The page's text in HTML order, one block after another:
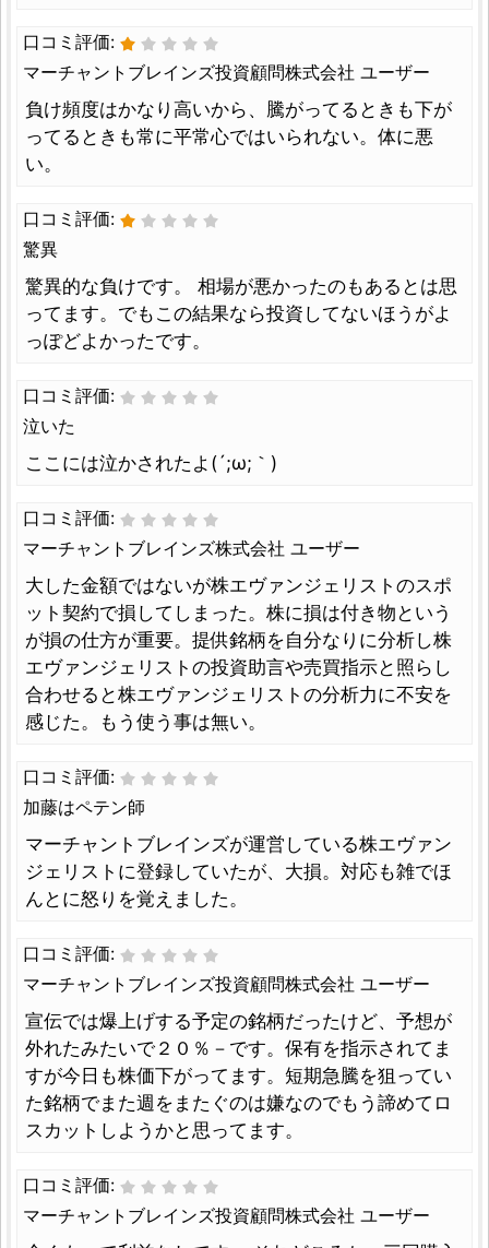
口コミ評価:
マーチャントブレインズ投資顧問株式会社 ユーザー
負け頻度はかなり高いから、騰がってるときも下が
ってるときも常に平常心ではいられない。体に悪
い。
口コミ評価:
驚異
驚異的な負けです。 相場が悪かったのもあるとは思
ってます。でもこの結果なら投資してないほうがよ
っぽどよかったです。
口コミ評価:
泣いた
ここには泣かされたよ(´;ω;｀)
口コミ評価:
マーチャントブレインズ株式会社 ユーザー
大した金額ではないが株エヴァンジェリストのスポ
ット契約で損してしまった。株に損は付き物という
が損の仕方が重要。提供銘柄を自分なりに分析し株
エヴァンジェリストの投資助言や売買指示と照らし
合わせると株エヴァンジェリストの分析力に不安を
感じた。もう使う事は無い。
口コミ評価:
加藤はペテン師
マーチャントブレインズが運営している株エヴァン
ジェリストに登録していたが、大損。対応も雑でほ
んとに怒りを覚えました。
口コミ評価:
マーチャントブレインズ投資顧問株式会社 ユーザー
宣伝では爆上げする予定の銘柄だったけど、予想が
外れたみたいで２０％－です。保有を指示されてま
すが今日も株価下がってます。短期急騰を狙ってい
た銘柄でまた週をまたぐのは嫌なのでもう諦めてロ
スカットしようかと思ってます。
口コミ評価:
マーチャントブレインズ投資顧問株式会社 ユーザー